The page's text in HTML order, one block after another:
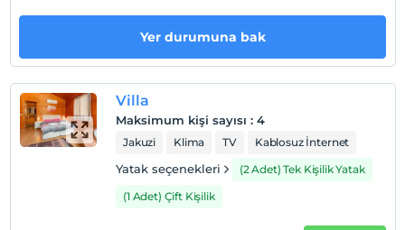
Sigara
Odalarda sigara içilmez
Çocuklar
2 yaşına kadar olan bebekler ücretsizdir.
Tesisin ücretsiz çocuk politkası yoktur
Yer durumuna bak
Villa
Maksimum kişi sayısı : 4
Jakuzi Klima TV Kablosuz İnternet
Yatak seçenekleri
(2 Adet) Tek Kişilik Yatak
(1 Adet) Çift Kişilik